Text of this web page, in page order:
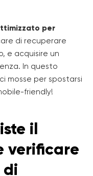
per
di recuperare
e acquisire un
In questo
mosse per spostarsi
friendly!
il
verificare
di